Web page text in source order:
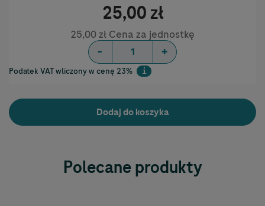
25,00 zł
25,00 zł Cena za jednostkę
- +
Podatek VAT wliczony w cenę 23%
i
Dodaj do koszyka
Polecane produkty